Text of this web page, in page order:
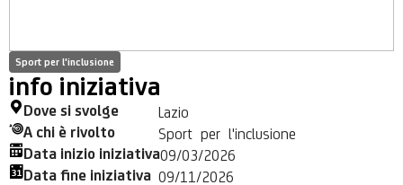
Sport per l'inclusione
info iniziativa
Dove si svolge Lazio
A chi è rivolto Sport per l'inclusione
Data inizio iniziativa09/03/2026
Data fine iniziativa 09/11/2026